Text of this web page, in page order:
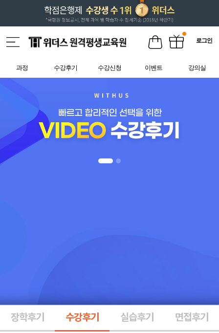
로그인
과정 수강후기 수강신청 이벤트 강의실
장학후기 수강후기 실습후기 면접후기